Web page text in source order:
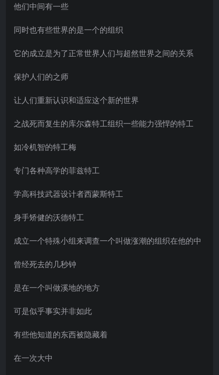
他们中间有一些
同时也有些世界的是一个的组织
它的成立是为了正常世界人们与超然世界之间的关系
保护人们的之师
让人们重新认识和适应这个新的世界
之战死而复生的库尔森特工组织一些能力强悍的特工
如冷机智的特工梅
专门各种高学的菲兹特工
学高科技武器设计者西蒙斯特工
身手矫健的沃德特工
成立一个特殊小组来调查一个叫做涨潮的组织在他的中
曾经死去的几秒钟
是在一个叫做溪地的地方
可是似乎事实并非如此
有些他知道的东西被隐藏着
在一次大中